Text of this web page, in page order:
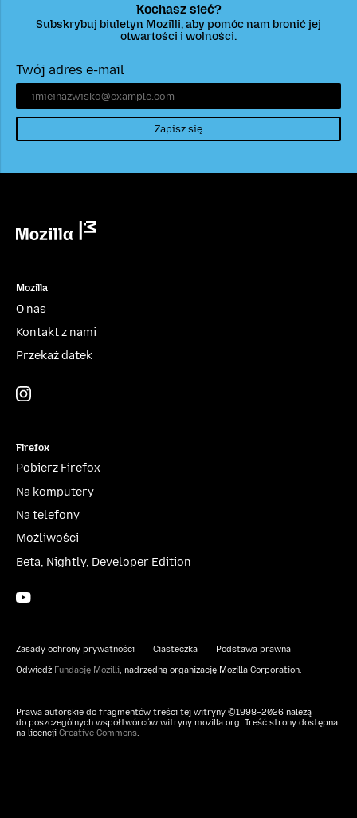
Kochasz sieć?
Subskrybuj biuletyn Mozilli, aby pomóc nam bronić jej
otwartości i wolności.
Twój adres e-mail
Zapisz się
Mozilla
O nas
Kontakt z nami
Przekaż datek
Firefox
Pobierz Firefox
Na komputery
Na telefony
Możliwości
Beta, Nightly, Developer Edition
Zasady ochrony prywatności Ciasteczka Podstawa prawna
Odwiedź Fundację Mozilli, nadrzędną organizację Mozilla Corporation.
Prawa autorskie do fragmentów treści tej witryny ©1998–2026 należą
do poszczególnych współtwórców witryny mozilla.org. Treść strony dostępna
na licencji Creative Commons.